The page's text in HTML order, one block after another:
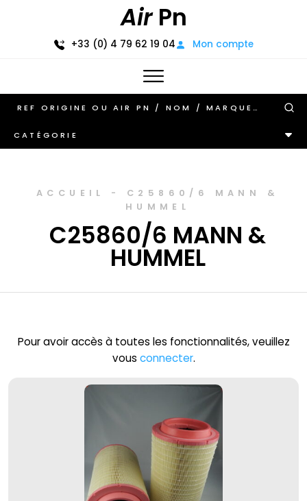
AirPn
+33 (0) 4 79 62 19 04 Mon compte
CATÉGORIE
ACCUEIL - C25860/6 MANN &
HUMMEL
C25860/6 MANN &
HUMMEL
Pour avoir accès à toutes les fonctionnalités, veuillez
vous connecter.